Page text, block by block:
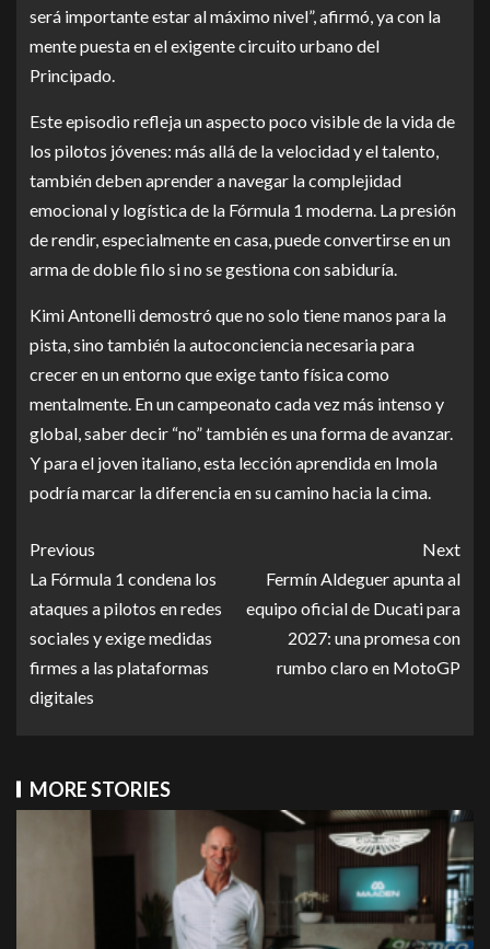
será importante estar al máximo nivel”, afirmó, ya con la
mente puesta en el exigente circuito urbano del
Principado.
Este episodio refleja un aspecto poco visible de la vida de
los pilotos jóvenes: más allá de la velocidad y el talento,
también deben aprender a navegar la complejidad
emocional y logística de la Fórmula 1 moderna. La presión
de rendir, especialmente en casa, puede convertirse en un
arma de doble filo si no se gestiona con sabiduría.
Kimi Antonelli demostró que no solo tiene manos para la
pista, sino también la autoconciencia necesaria para
crecer en un entorno que exige tanto física como
mentalmente. En un campeonato cada vez más intenso y
global, saber decir “no” también es una forma de avanzar.
Y para el joven italiano, esta lección aprendida en Imola
podría marcar la diferencia en su camino hacia la cima.
Previous
La Fórmula 1 condena los
ataques a pilotos en redes
sociales y exige medidas
firmes a las plataformas
digitales
Next
Fermín Aldeguer apunta al
equipo oficial de Ducati para
2027: una promesa con
rumbo claro en MotoGP
MORE STORIES